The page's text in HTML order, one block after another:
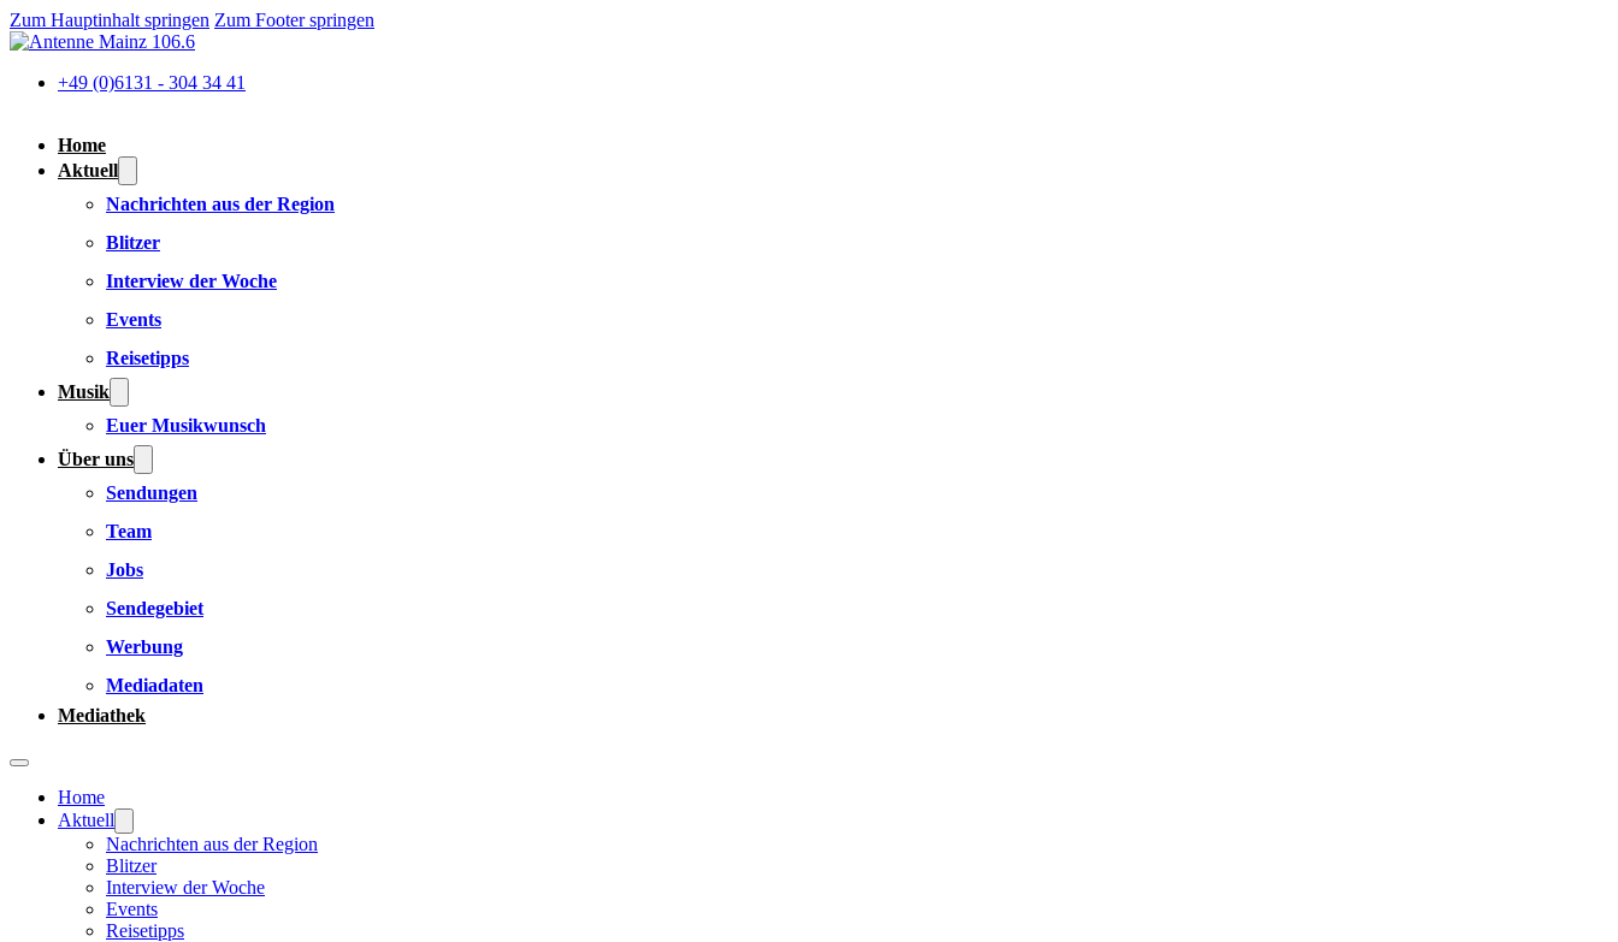
Zum Hauptinhalt springen Zum Footer springen
+49 (0)6131 - 304 34 41
Home
Aktuell
Nachrichten aus der Region
Blitzer
Interview der Woche
Events
Reisetipps
Musik
Euer Musikwunsch
Über uns
Sendungen
Team
Jobs
Sendegebiet
Werbung
Mediadaten
Mediathek
Home
Aktuell
Nachrichten aus der Region
Blitzer
Interview der Woche
Events
Reisetipps